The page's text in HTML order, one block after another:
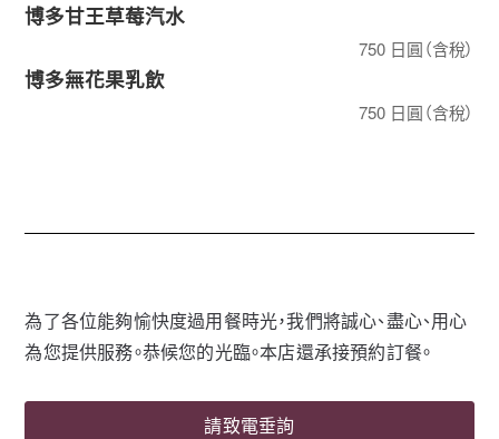
博多甘王草莓汽水
750 日圓（含稅）
博多無花果乳飲
750 日圓（含稅）
為了各位能夠愉快度過用餐時光，我們將誠心、盡心、用心
為您提供服務。恭候您的光臨。本店還承接預約訂餐。
請致電垂詢